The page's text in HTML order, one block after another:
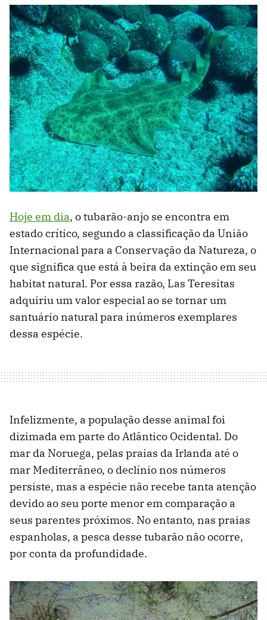
Hoje em dia, o tubarão-anjo se encontra em
estado crítico, segundo a classificação da União
Internacional para a Conservação da Natureza, o
que significa que está à beira da extinção em seu
habitat natural. Por essa razão, Las Teresitas
adquiriu um valor especial ao se tornar um
santuário natural para inúmeros exemplares
dessa espécie.
Infelizmente, a população desse animal foi
dizimada em parte do Atlântico Ocidental. Do
mar da Noruega, pelas praias da Irlanda até o
mar Mediterrâneo, o declínio nos números
persiste, mas a espécie não recebe tanta atenção
devido ao seu porte menor em comparação a
seus parentes próximos. No entanto, nas praias
espanholas, a pesca desse tubarão não ocorre,
por conta da profundidade.